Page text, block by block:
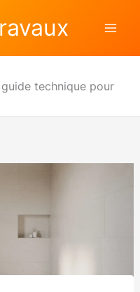
technique pour